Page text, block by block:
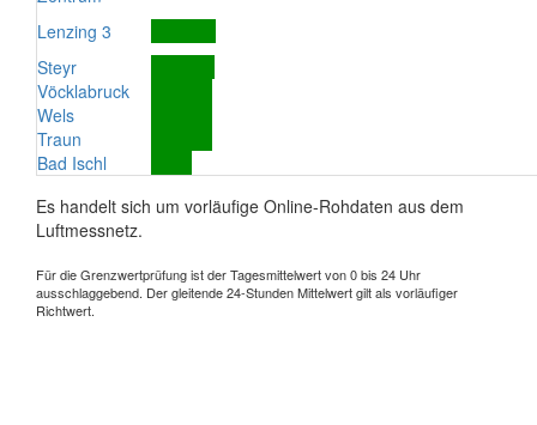
Lenzing 3
Steyr
Vöcklabruck
Wels
Traun
Bad Ischl
Es handelt sich um vorläufige Online-Rohdaten aus dem
Luftmessnetz.
Für die Grenzwertprüfung ist der Tagesmittelwert von 0 bis 24 Uhr
ausschlaggebend. Der gleitende 24-Stunden Mittelwert gilt als vorläufiger
Richtwert.